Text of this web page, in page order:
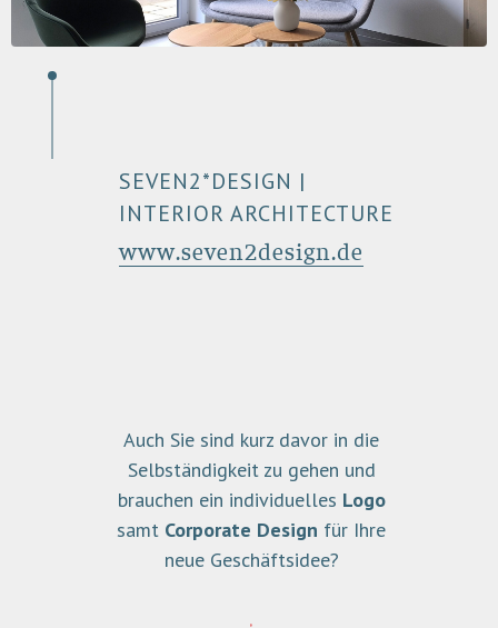
SEVEN2*DESIGN |
INTERIOR ARCHITECTURE
www.seven2design.de
Auch Sie sind kurz davor in die
Selbständigkeit zu gehen und
brauchen ein individuelles Logo
samt Corporate Design für Ihre
neue Geschäftsidee?